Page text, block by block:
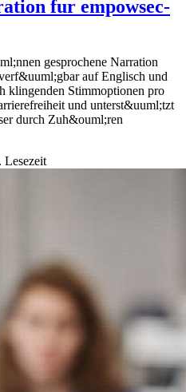
fur empowsec-
gesprochene Narration
auf Englisch und
klingenden Stimmoptionen pro
und unterst&uuml;tzt
durch Zuh&ouml;ren
Lesezeit